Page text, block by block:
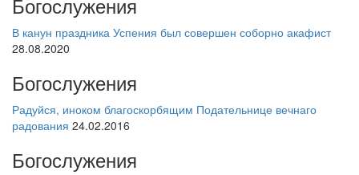
В канун праздника Успения был совершен соборно акафист
28.08.2020
Богослужения
Радуйся, иноком благоскорбящим Подательнице вечнаго
радования 24.02.2016
Богослужения